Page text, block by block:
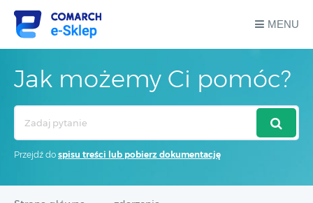
MENU
Jak możemy Ci pomóc?
Przejdź do spisu treści lub pobierz dokumentację